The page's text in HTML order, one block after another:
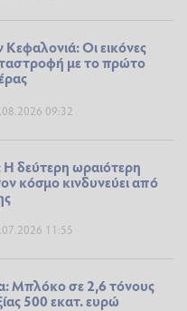
Οι εικόνες
με το πρώτο
09:32
δεύτερη ωραιότερη
κόσμο κινδυνεύει από
11:55
Μπλόκο σε 2,6 τόνους
500 εκατ. ευρώ